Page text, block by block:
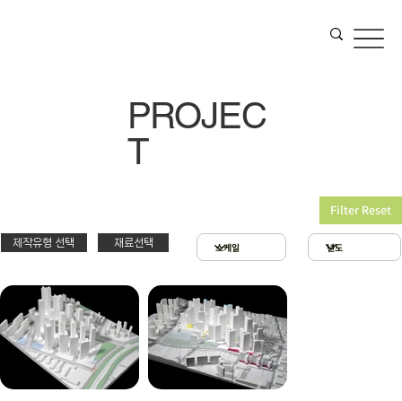
제작유형 선택 재료선택
Filter Reset
스치로폴 & 우드락
아크릴 & 3D 프린팅
확대모형
제작유형선택
PT
제출
현상
PROJEC
T